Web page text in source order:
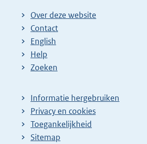
Over deze website
Contact
English
Help
Zoeken
Informatie hergebruiken
Privacy en cookies
Toegankelijkheid
Sitemap